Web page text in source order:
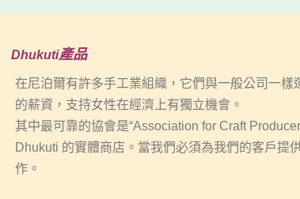
Dhukuti產品
在尼泊爾有許多手工業組織，它們與一般公司一
的薪資，支持女性在經濟上有獨立機會。
其中最可靠的協會是“Association for Craft
Dhukuti 的實體商店。當我們必須為我們的客戶提
作。